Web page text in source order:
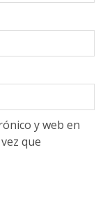
y web en
que